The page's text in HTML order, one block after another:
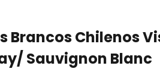
Brancos Chilenos
Sauvignon Blanc